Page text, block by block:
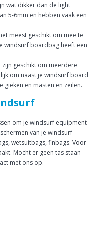
wat dikker dan de light
5-6mm en hebben vaak een
meest geschikt om mee te
windsurf boardbag heeft een
geschikt om meerdere
om naast je windsurf board
gieken en masten en zeilen.
om je windsurf equipment
van je windsurf
wetsuitbags, finbags. Voor
Mocht er geen tas staan
met ons op.